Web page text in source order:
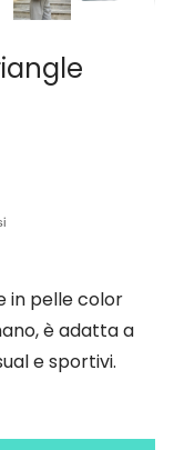
in pelle color
è adatta a
e sportivi.